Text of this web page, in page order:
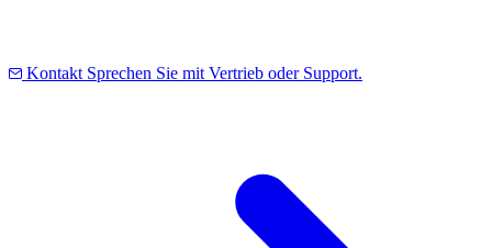
Kontakt Sprechen Sie mit Vertrieb oder Support.